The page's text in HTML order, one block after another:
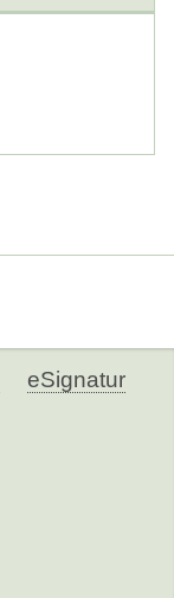
eSignatur